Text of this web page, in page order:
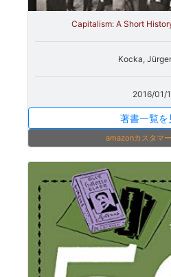
Capitalism: A Short
Kocka,
2016/01/
著書一覧を
amazonカスタマ